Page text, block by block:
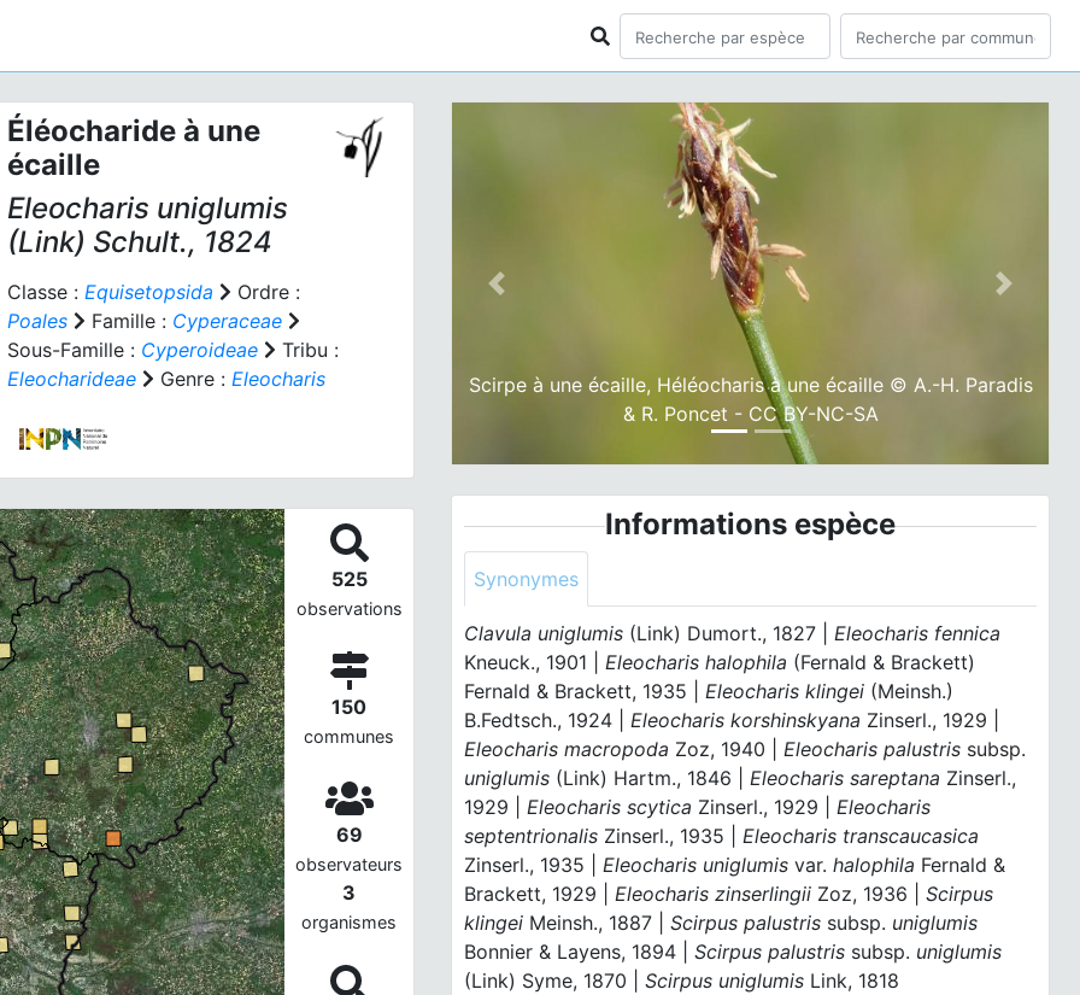
Éléocharide à une
écaille
Eleocharis uniglumis
(Link) Schult., 1824
Classe : Equisetopsida
Ordre :
Poales
Famille : Cyperaceae
Sous-Famille : Cyperoideae
Tribu :
Eleocharideae
Genre : Eleocharis
525
observations
150
communes
69
observateurs
3
organismes
Scirpe à une écaille, Héléocharis à une écaille © A.-H. Paradis
& R. Poncet - CC BY-NC-SA
Previous Next
Informations espèce
Synonymes
Clavula uniglumis (Link) Dumort., 1827 |Eleocharis fennica
Kneuck., 1901 |Eleocharis halophila (Fernald & Brackett)
Fernald & Brackett, 1935 |Eleocharis klingei (Meinsh.)
B.Fedtsch., 1924 |Eleocharis korshinskyana Zinserl., 1929 |
Eleocharis macropoda Zoz, 1940 |Eleocharis palustris subsp.
uniglumis (Link) Hartm., 1846 |Eleocharis sareptana Zinserl.,
1929 |Eleocharis scytica Zinserl., 1929 |Eleocharis
septentrionalis Zinserl., 1935 |Eleocharis transcaucasica
Zinserl., 1935 |Eleocharis uniglumisvar. halophila Fernald &
Brackett, 1929 |Eleocharis zinserlingii Zoz, 1936 |Scirpus
klingei Meinsh., 1887 |Scirpus palustris subsp. uniglumis
Bonnier & Layens, 1894 |Scirpus palustris subsp. uniglumis
(Link) Syme, 1870 |Scirpus uniglumis Link, 1818